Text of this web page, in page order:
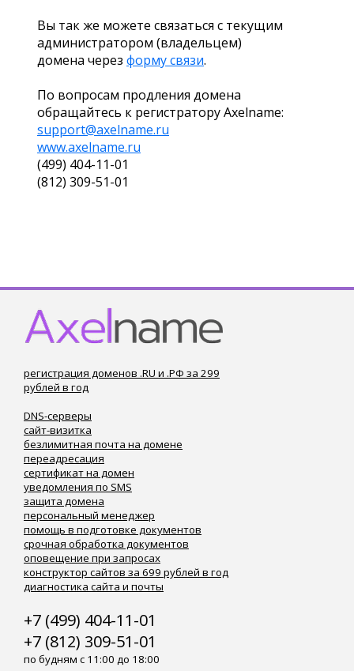
Вы так же можете связаться с текущим
администратором (владельцем)
домена через форму связи.
По вопросам продления домена
обращайтесь к регистратору Axelname:
support@axelname.ru
www.axelname.ru
(499) 404-11-01
(812) 309-51-01
регистрация доменов .RU и .РФ за 299
рублей в год
DNS-серверы
сайт-визитка
безлимитная почта на домене
переадресация
сертификат на домен
уведомления по SMS
защита домена
персональный менеджер
помощь в подготовке документов
срочная обработка документов
оповещение при запросах
конструктор сайтов за 699 рублей в год
диагностика сайта и почты
+7 (499) 404-11-01
+7 (812) 309-51-01
по будням с 11:00 до 18:00